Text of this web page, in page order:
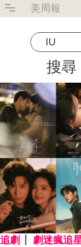
美周報
搜尋
追劇 劇迷瘋追